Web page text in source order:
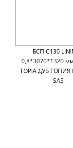
БСП C130
0,8*3070*1320 мм
TOPIA ДУБ ТОПИЯ
SAS